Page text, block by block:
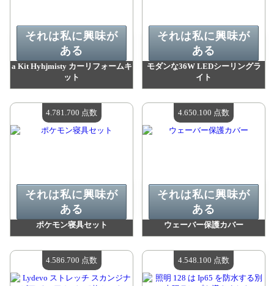
a Kit Hyhjmisty カーリフォームキ
ット
利用可能な数量：4
それは私に興味が
ある
モダンな36W LEDシーリングラ
イト
利用可能な数量：4
それは私に興味が
ある
ポケモン寝具セット
利用可能な数量：4
それは私に興味が
ある
4.781.700 点数
ウェーバー保護カバー
利用可能な数量：4
それは私に興味が
ある
4.650.100 点数
4.586.700 点数 4.548.100 点数